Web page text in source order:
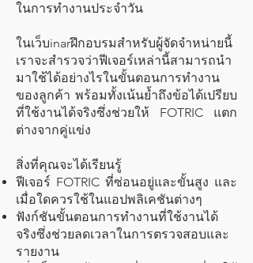
ในการทำงานประจำวัน
ในเว็บinarฝึกอบรมสำหรับผู้จัดจำหน่ายนี้
เราจะสำรวจว่าฟีเจอร์เหล่านี้สามารถนำ
มาใช้ได้อย่างไรในขั้นตอนการทำงาน
ของลูกค้า พร้อมทั้งเน้นย้ำถึงข้อได้เปรียบ
ที่ใช้งานได้จริงซึ่งช่วยให้ FOTRIC แตก
ต่างจากคู่แข่ง
สิ่งที่คุณจะได้เรียนรู้
ฟีเจอร์ FOTRIC ที่ซ่อนอยู่และขั้นสูง และ
เมื่อใดควรใช้ในแอปพลิเคชันต่างๆ
ฟังก์ชันขั้นตอนการทำงานที่ใช้งานได้
จริงซึ่งช่วยลดเวลาในการตรวจสอบและ
รายงาน